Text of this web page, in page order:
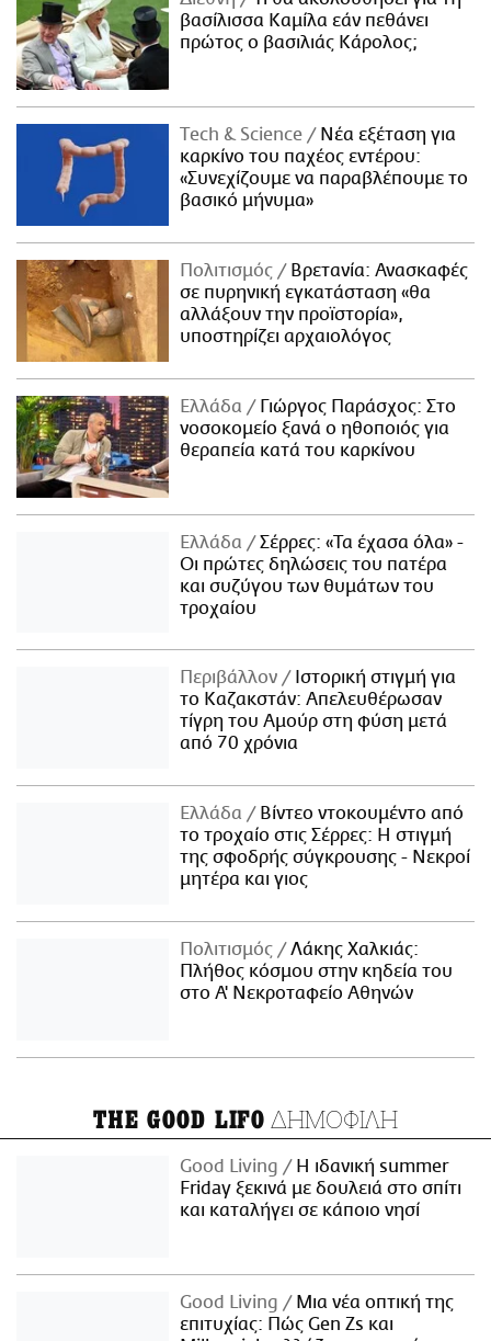
βασίλισσα Καμίλα εάν πεθάνει
πρώτος ο βασιλιάς Κάρολος;
Τech & Science
Νέα εξέταση για
καρκίνο του παχέος εντέρου:
«Συνεχίζουμε να παραβλέπουμε το
βασικό μήνυμα»
Πολιτισμός
Βρετανία: Ανασκαφές
σε πυρηνική εγκατάσταση «θα
αλλάξουν την προϊστορία»,
υποστηρίζει αρχαιολόγος
Ελλάδα
Γιώργος Παράσχος: Στο
νοσοκομείο ξανά ο ηθοποιός για
θεραπεία κατά του καρκίνου
Ελλάδα
Σέρρες: «Τα έχασα όλα» -
Οι πρώτες δηλώσεις του πατέρα
και συζύγου των θυμάτων του
τροχαίου
Περιβάλλον
Ιστορική στιγμή για
το Καζακστάν: Απελευθέρωσαν
τίγρη του Αμούρ στη φύση μετά
από 70 χρόνια
Ελλάδα
Βίντεο ντοκουμέντο από
το τροχαίο στις Σέρρες: Η στιγμή
της σφοδρής σύγκρουσης - Νεκροί
μητέρα και γιος
Πολιτισμός
Λάκης Χαλκιάς:
Πλήθος κόσμου στην κηδεία του
στο Α' Νεκροταφείο Αθηνών
THE GOOD LIFO ΔΗΜΟΦΙΛΗ
Good Living
Η ιδανική summer
Friday ξεκινά με δουλειά στο σπίτι
και καταλήγει σε κάποιο νησί
Good Living
Μια νέα οπτική της
επιτυχίας: Πώς Gen Zs και